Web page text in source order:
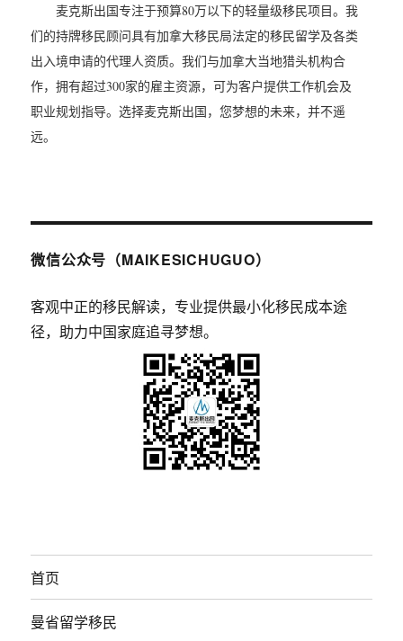
麦克斯出国专注于预算80万以下的轻量级移民项目。我
们的持牌移民顾问具有加拿大移民局法定的移民留学及各类
出入境申请的代理人资质。我们与加拿大当地猎头机构合
作，拥有超过300家的雇主资源，可为客户提供工作机会及
职业规划指导。选择麦克斯出国，您梦想的未来，并不遥
远。
微信公众号（MAIKESICHUGUO）
客观中正的移民解读，专业提供最小化移民成本途
径，助力中国家庭追寻梦想。
首页
曼省留学移民